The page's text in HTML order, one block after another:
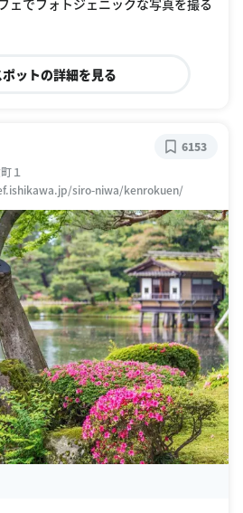
ェでフォトジェニックな写真を撮る
ポットの詳細を見る
１
siro-niwa/kenrokuen/
6153